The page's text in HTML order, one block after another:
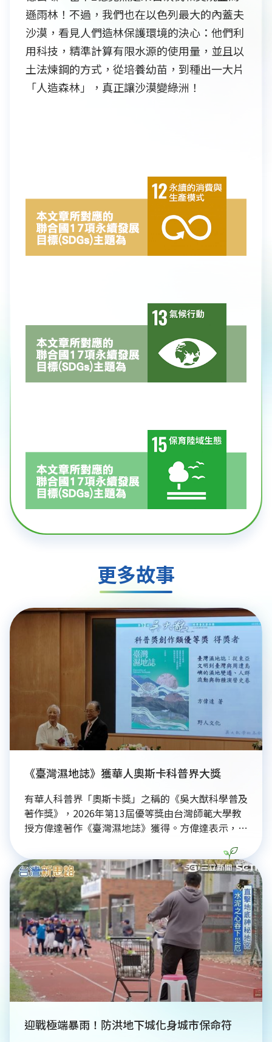
遜雨林！不過，我們也在以色列最大的內蓋夫
沙漠，看見人們造林保護環境的決心：他們利
用科技，精準計算有限水源的使用量，並且以
土法煉鋼的方式，從培養幼苗，到種出一大片
「人造森林」，真正讓沙漠變綠洲！
更多故事
《臺灣濕地誌》獲華人奧斯卡科普界大獎
有華人科普界「奧斯卡獎」之稱的《吳大猷科學普及
著作獎》，2026年第13屆優等獎由台灣師範大學教
授方偉達著作《臺灣濕地誌》獲得。方偉達表示，真
在面臨的危機。在氣候變遷與極端高溫威脅下，濕地
就像「大地之腎」，不只能降溫、蓄水，更能透過藍
碳、青碳吸收碳排、守護生物多樣性。保住濕地，就
是替台灣保住面對未來氣候衝擊最重要的一層韌性。
迎戰極端暴雨！防洪地下城化身城市保命符